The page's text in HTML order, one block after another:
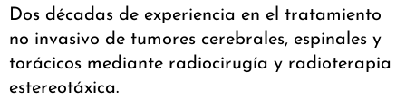
Dos décadas de experiencia en el tratamiento
no invasivo de tumores cerebrales, espinales y
torácicos mediante radiocirugía y radioterapia
estereotáxica.